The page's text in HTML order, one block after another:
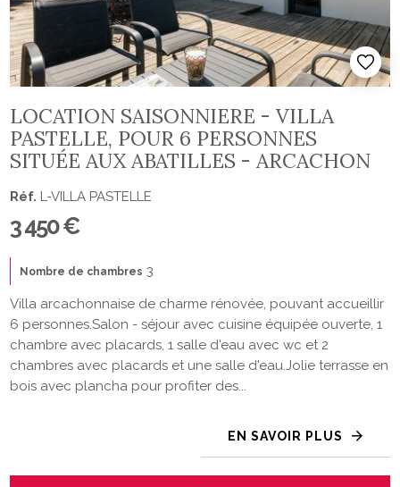
LOCATION SAISONNIERE - VILLA
PASTELLE, POUR 6 PERSONNES
SITUÉE AUX ABATILLES - ARCACHON
Réf. L-VILLA PASTELLE
3 450 €
Nombre de chambres 3
Villa arcachonnaise de charme rénovée, pouvant accueillir
6 personnes.Salon - séjour avec cuisine équipée ouverte, 1
chambre avec placards, 1 salle d'eau avec wc et 2
chambres avec placards et une salle d'eau.Jolie terrasse en
bois avec plancha pour profiter des...
EN SAVOIR PLUS